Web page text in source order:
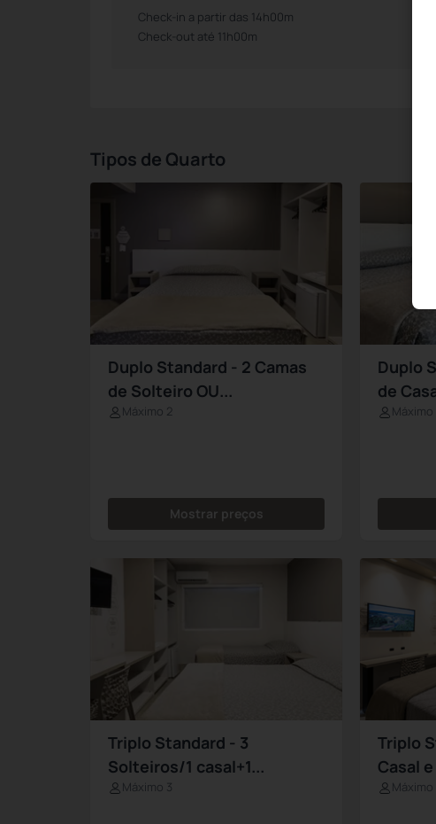
Check-in a partir das 14h00m
Check-out até 11h00m
Tipos de Quarto
Duplo Standard - 2 Camas
de Solteiro OU...
Máximo 2
Mostrar preços
Duplo
de
Máximo
Triplo Standard - 3
Solteiros/1 casal+1...
Máximo 3
Triplo
Casal
Máximo